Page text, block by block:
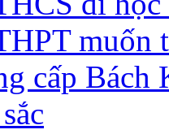
muốn
cấp Bách